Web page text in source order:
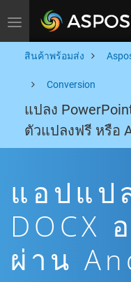
Toggle navigation
สินค้าพร้อมส่ง
Conversion
แปลง
ตัวแปลงฟรี หรือ
แอปแป
DOCX
ผ่าน